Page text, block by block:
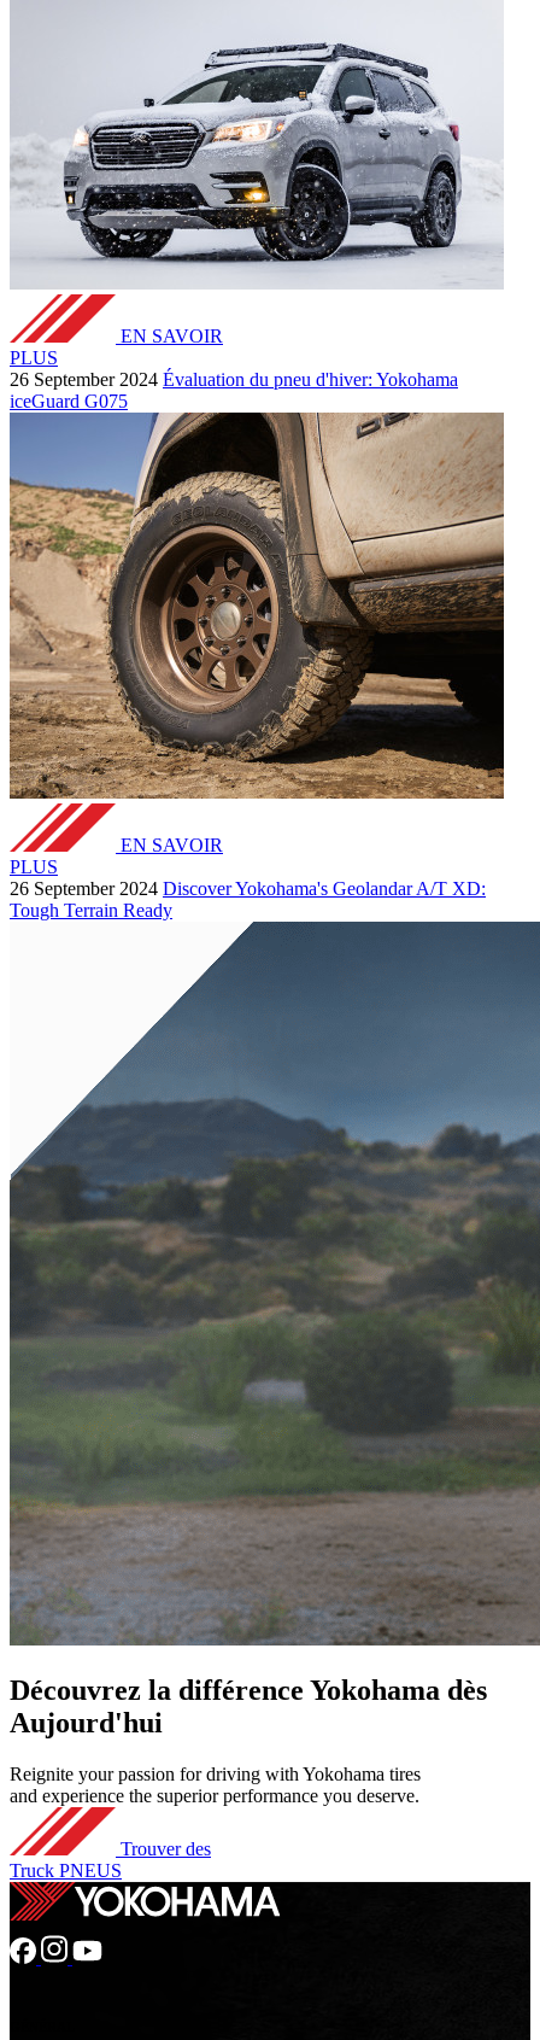
EN SAVOIR
PLUS
26 September 2024 Évaluation du pneu d'hiver: Yokohama
iceGuard G075
EN SAVOIR
PLUS
26 September 2024 Discover Yokohama's Geolandar A/T XD:
Tough Terrain Ready
Découvrez la différence Yokohama dès
Aujourd'hui
Reignite your passion for driving with Yokohama tires
and experience the superior performance you deserve.
Trouver des
Truck PNEUS